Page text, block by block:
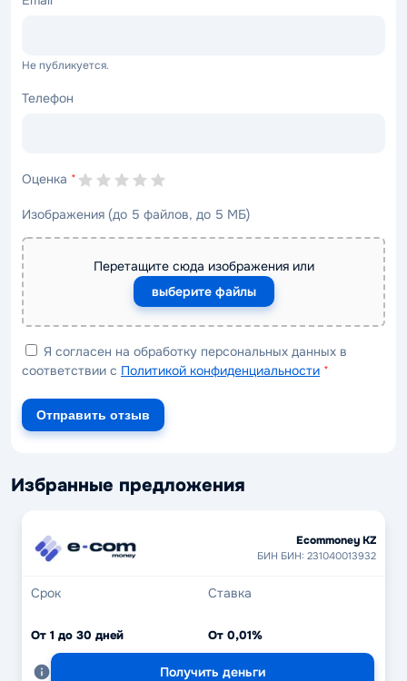
Не публикуется.
Телефон
Оценка *
Изображения (до 5 файлов, до 5 МБ)
Перетащите сюда изображения или
выберите файлы
Я согласен на обработку персональных данных в
соответствии с Политикой конфиденциальности *
Отправить отзыв
Избранные предложения
Ecommoney KZ
БИН БИН: 231040013932
Срок
От 1 до 30 дней
Ставка
От 0,01%
Получить деньги